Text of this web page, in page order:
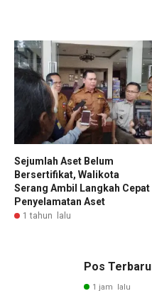
Sejumlah Aset Belum
Bersertifikat, Walikota
Serang Ambil Langkah Cepat
Penyelamatan Aset
1 tahun lalu
Pos Terbaru
1 jam lalu